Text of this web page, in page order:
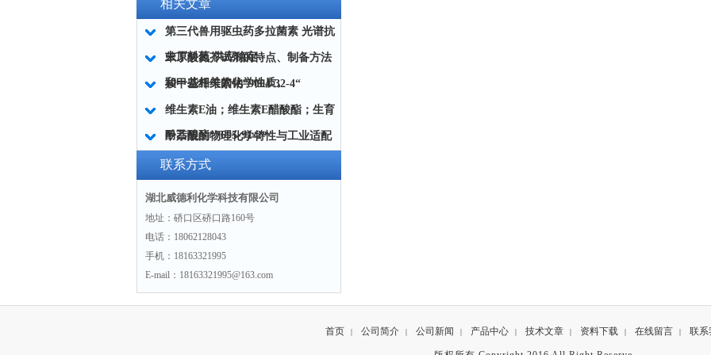
相关文章
第三代兽用驱虫药多拉菌素 光谱抗
虫原料药 供应稳定
苯丁酸氮芥试剂的特点、制备方法
和一些相关的化学性质。
羧甲基纤维素钠“9004-32-4“
维生素E油；维生素E醋酸酯；生育
酚乙酸酯“7695-91-2“
甲萘醌的物理化学特性与工业适配
性
联系方式
湖北威德利化学科技有限公司
地址：硚口区硚口路160号
电话：18062128043
手机：18163321995
E-mail：18163321995@163.com
首页 | 公司简介 | 公司新闻 | 产品中心 | 技术文章 | 资料下载 | 在线留言 | 联系